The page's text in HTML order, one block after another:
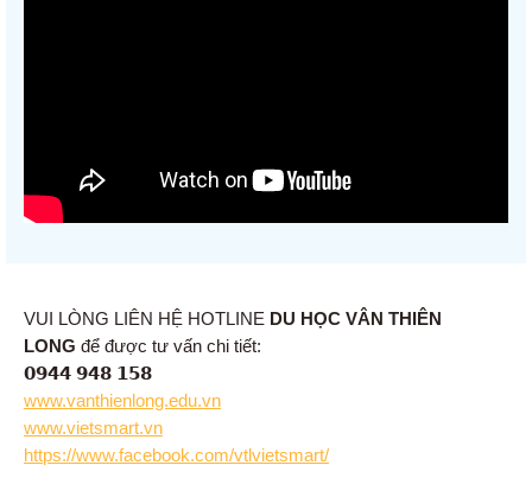
VUI LÒNG LIÊN HỆ HOTLINE DU HỌC VÂN THIÊN
LONG để được tư vấn chi tiết:
𝟬𝟵𝟰𝟰 𝟵𝟰𝟴 𝟭𝟱𝟴
www.vanthienlong.edu.vn
www.vietsmart.vn
https://www.facebook.com/vtlvietsmart/